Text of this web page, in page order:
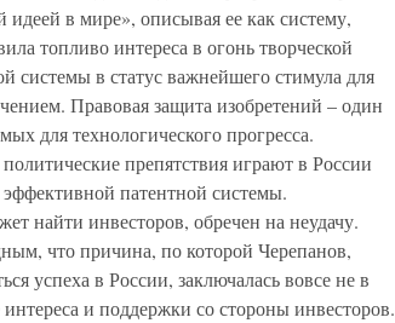
в мире», описывая ее как систему,
топливо интереса в огонь творческой
в статус важнейшего стимула для
Правовая защита изобретений – один
для технологического прогресса.
препятствия играют в России
патентной системы.
найти инвесторов, обречен на неудачу.
что причина, по которой Черепанов,
успеха в России, заключалась вовсе не в
и поддержки со стороны инвесторов.